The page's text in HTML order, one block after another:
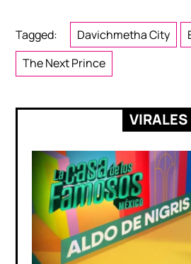
Tagged: Davichmetha City
The Next Prince
VIRALES